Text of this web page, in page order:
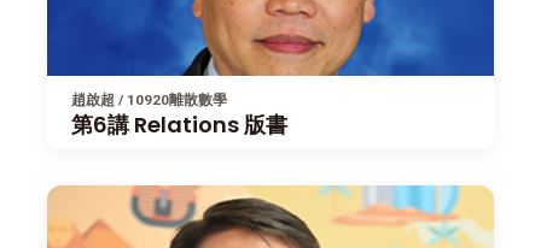
趙啟超 / 10920離散數學
第6講 Relations 版書